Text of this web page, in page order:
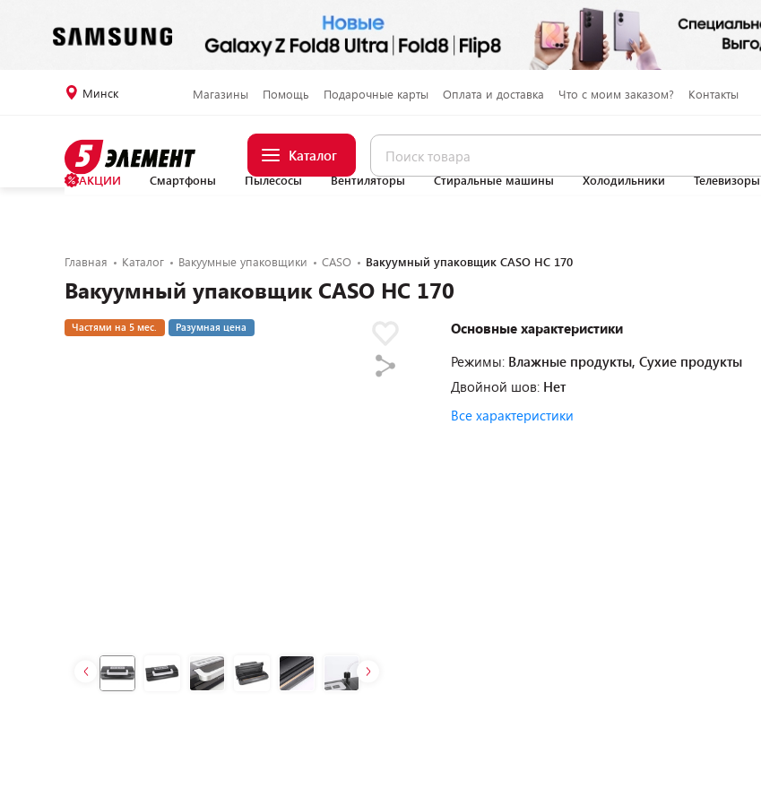
Минск Магазины Помощь Подарочные карты Оплата и доставка Что с моим заказом? Контакты
Каталог
АКЦИИ Смартфоны Пылесосы Вентиляторы Стиральные машины Холодильники Телевизоры
Главная Каталог Вакуумные упаковщики CASO Вакуумный упаковщик CASO HC 170
Вакуумный упаковщик CASO HC 170
Частями на 5 мес. Разумная цена
Основные характеристики
Режимы: Влажные продукты, Сухие продукты
Двойной шов: Нет
Все характеристики